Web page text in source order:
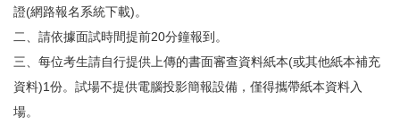
證(網路報名系統下載)。
二、請依據面試時間提前20分鐘報到。
三、每位考生請自行提供上傳的書面審查資料紙本(或其他紙本補充
資料)1份。試場不提供電腦投影簡報設備，僅得攜帶紙本資料入
場。